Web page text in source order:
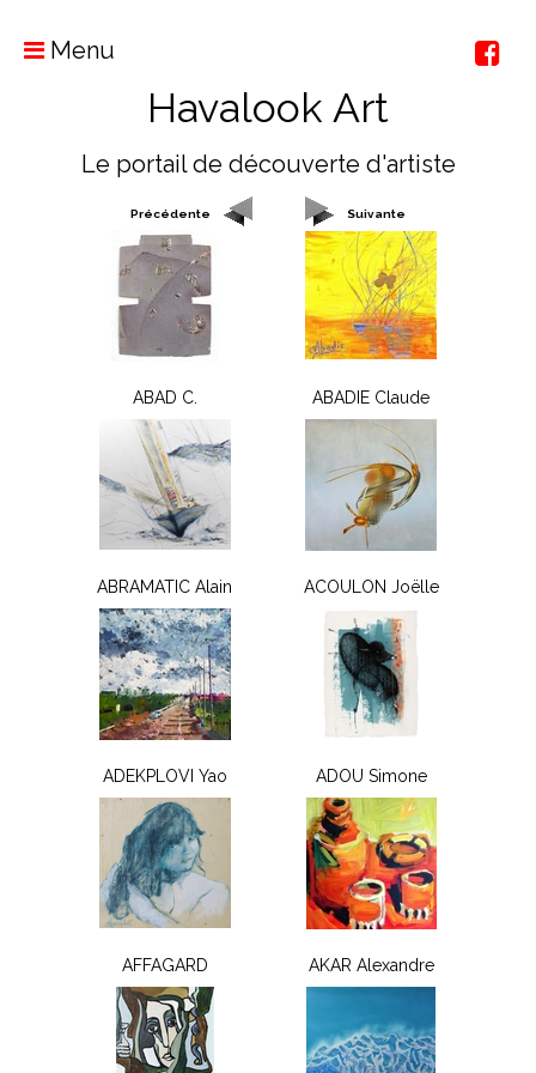
Menu
Havalook Art
Le portail de découverte d'artiste
Précédente Suivante
ABAD C. ABADIE Claude
ABRAMATIC Alain ACOULON Joëlle
ADEKPLOVI Yao ADOU Simone
AFFAGARD AKAR Alexandre